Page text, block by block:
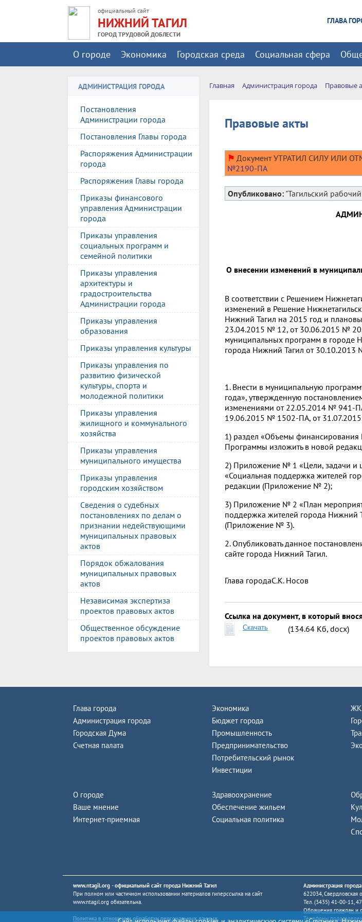
официальный сайт
НИЖНИЙ ТАГИЛ
ГОРОД ТРУДОВОЙ ДОБЛЕСТИ
ГЛАВА
О городе Экономика Городская среда Социальная сфера
АДМИНИСТРАЦИЯ ГОРОДА
Постановления
Администрации города
Постановления Главы города
Распоряжения Администрации
города
Распоряжения Главы города
Приказы финансового
управления Администрации
города
Приказы управления
социальных программ и
семейной политики
Приказы управления
архитектуры и
градостроительства
Администрации города
Приказы управления
образования
Приказы управления культуры
Приказы управления по
развитию физической
культуры, спорта и
молодежной политики
Приказы управления
жилищного и коммунального
хозяйства
Приказы управления
муниципального имущества
Приказы управления
городским хозяйством
Сведения о судебных
постановлениях по делам о
признании недействующими
муниципальных правовых
актов
Порядок обжалования
муниципальных правовых
актов
Независимая экспертиза
проектов правовых актов
Общественное обсуждение
проектов правовых актов
Главная Администрация города Правовые
Правовые акты
⚑ Документ УТРАТИЛ СИЛУ ИЛИ
№2190-ПА
Опубликовано: "Тагильский
О внесении изменений в
В соответствии с Решением
изменений в Решение
Нижний Тагил на 2015 год и
23.04.2015 № 12, от 30.06.2015 №
муниципальных программ в городе
города Нижний Тагил от 30.10.2013
1. Внести в муниципальную
года», утвержденную
изменениями от 22.05.2014 № 941-
19.06.2015 № 1502-ПА, от
1) раздел «Объемы финансирования
Программы изложить в новой
2) Приложение № 1 «Цели, задачи и
«Социальная поддержка жителей
редакции (Приложение № 2);
3) Приложение № 2 «План
поддержка жителей города Нижний
(Приложение № 3).
2. Опубликовать данное
сайте города Нижний Тагил.
Глава городаС.К. Носов
Ссылка на документ, в который
Скачать (134.64 Кб, docx)
Глава города
Администрация города
Городская Дума
Счетная палата
Экономика
Бюджет города
Промышленность
Предпринимательство
Потребительский рынок
Инвестиции
О городе
Ваше мнение
Интернет-приемная
Здравоохранение
Обеспечение жильем
Социальная политика
www.ntagil.org - официальный сайт города Нижний Тагил
При полном или частичном использовании материалов гиперссылка на сайт
www.ntagil.org обязательна.
Политика в отношении обработки персональных данных
Администрация
622034, Свердловская
Тел. (3435) 41-00-11,
Обращения граждан и
Телефоны